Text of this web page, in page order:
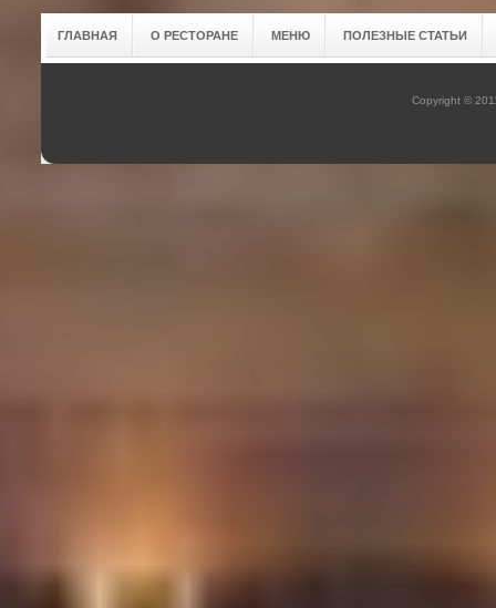
ГЛАВНАЯ О РЕСТОРАНЕ МЕНЮ ПОЛЕЗНЫЕ СТАТЬИ
Copyright ©